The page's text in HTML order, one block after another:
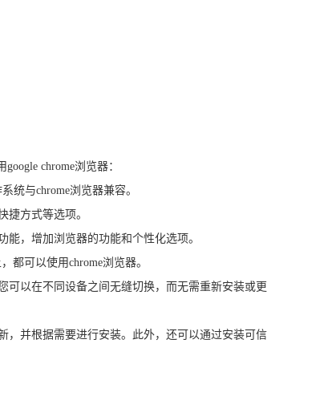
chrome浏览器：
统与chrome浏览器兼容。
捷方式等选项。
，增加浏览器的功能和个性化选项。
都可以使用chrome浏览器。
可以在不同设备之间无缝切换，而无需重新安装或更
，并根据需要进行安装。此外，还可以通过安装可信